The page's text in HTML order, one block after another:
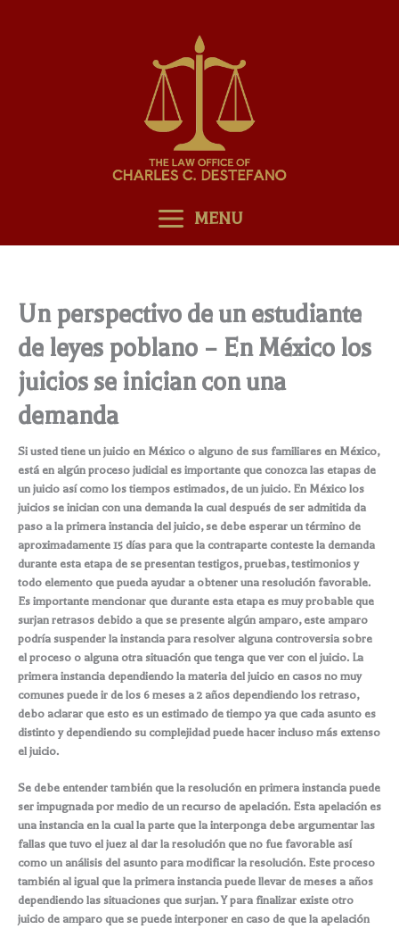
MENU
Un perspectivo de un estudiante
de leyes poblano – En México los
juicios se inician con una
demanda
Si usted tiene un juicio en México o alguno de sus familiares en México,
está en algún proceso judicial es importante que conozca las etapas de
un juicio así como los tiempos estimados, de un juicio. En México los
juicios se inician con una demanda la cual después de ser admitida da
paso a la primera instancia del juicio, se debe esperar un término de
aproximadamente 15 días para que la contraparte conteste la demanda
durante esta etapa de se presentan testigos, pruebas, testimonios y
todo elemento que pueda ayudar a obtener una resolución favorable.
Es importante mencionar que durante esta etapa es muy probable que
surjan retrasos debido a que se presente algún amparo, este amparo
podría suspender la instancia para resolver alguna controversia sobre
el proceso o alguna otra situación que tenga que ver con el juicio. La
primera instancia dependiendo la materia del juicio en casos no muy
comunes puede ir de los 6 meses a 2 años dependiendo los retraso,
debo aclarar que esto es un estimado de tiempo ya que cada asunto es
distinto y dependiendo su complejidad puede hacer incluso más extenso
el juicio.
Se debe entender también que la resolución en primera instancia puede
ser impugnada por medio de un recurso de apelación. Esta apelación es
una instancia en la cual la parte que la interponga debe argumentar las
fallas que tuvo el juez al dar la resolución que no fue favorable así
como un análisis del asunto para modificar la resolución. Este proceso
también al igual que la primera instancia puede llevar de meses a años
dependiendo las situaciones que surjan. Y para finalizar existe otro
juicio de amparo que se puede interponer en caso de que la apelación